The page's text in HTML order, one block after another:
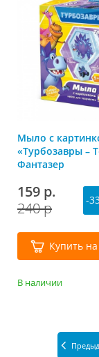
Мыло с
«Турбозавры –
Фантазер
159 р.
240 р
-
Купить
В наличии